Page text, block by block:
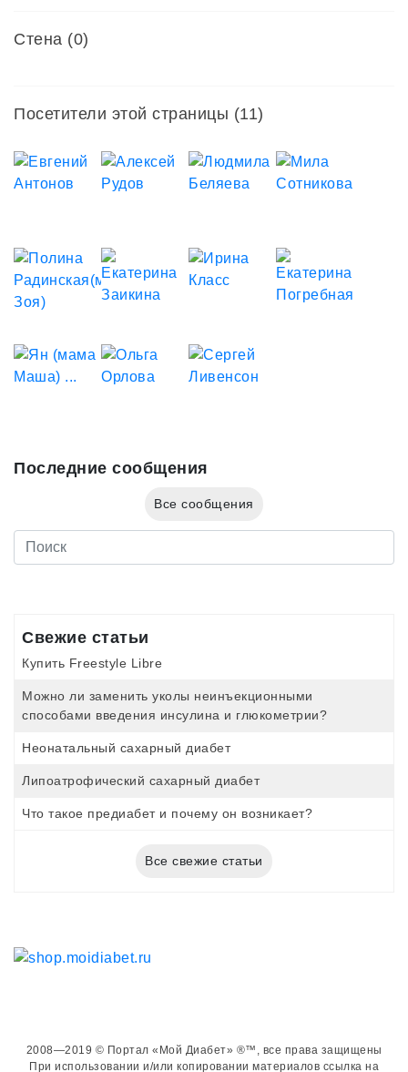
Стена (0)
Посетители этой страницы (11)
Последние сообщения
Все сообщения
Свежие статьи
Купить Freestyle Libre
Можно ли заменить уколы неинъекционными
способами введения инсулина и глюкометрии?
Неонатальный сахарный диабет
Липоатрофический сахарный диабет
Что такое предиабет и почему он возникает?
Все свежие статьи
2008—2019 © Портал «Мой Диабет» ®™, все права защищены
При использовании и/или копировании материалов ссылка на